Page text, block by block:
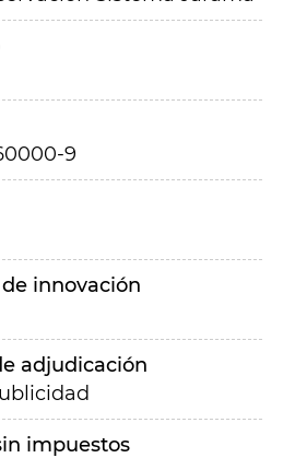
9
innovación
adjudicación
impuestos